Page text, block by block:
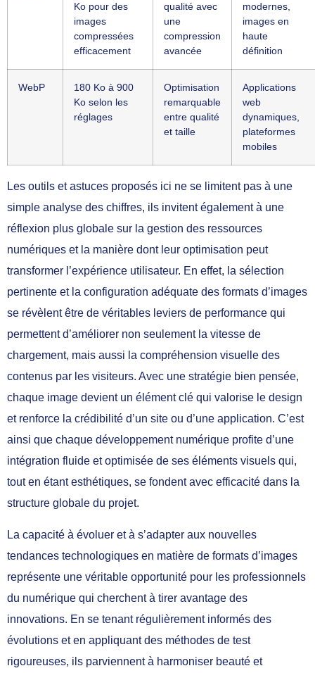
Ko pour des
images
compressées
efficacement
qualité avec
une
compression
avancée
modernes,
images en
haute
définition
WebP
180 Ko à 900
Ko selon les
réglages
Optimisation
remarquable
entre qualité
et taille
Applications
web
dynamiques,
plateformes
mobiles
Les outils et astuces proposés ici ne se limitent pas à une
simple analyse des chiffres, ils invitent également à une
réflexion plus globale sur la gestion des ressources
numériques et la manière dont leur optimisation peut
transformer l’expérience utilisateur. En effet, la sélection
pertinente et la configuration adéquate des formats d’images
se révèlent être de véritables leviers de performance qui
permettent d’améliorer non seulement la vitesse de
chargement, mais aussi la compréhension visuelle des
contenus par les visiteurs. Avec une stratégie bien pensée,
chaque image devient un élément clé qui valorise le design
et renforce la crédibilité d’un site ou d’une application. C’est
ainsi que chaque développement numérique profite d’une
intégration fluide et optimisée de ses éléments visuels qui,
tout en étant esthétiques, se fondent avec efficacité dans la
structure globale du projet.
La capacité à évoluer et à s’adapter aux nouvelles
tendances technologiques en matière de formats d’images
représente une véritable opportunité pour les professionnels
du numérique qui cherchent à tirer avantage des
innovations. En se tenant régulièrement informés des
évolutions et en appliquant des méthodes de test
rigoureuses, ils parviennent à harmoniser beauté et